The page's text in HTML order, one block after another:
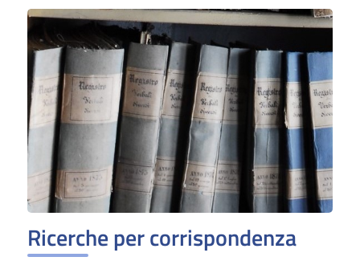
Ricerche per corrispondenza